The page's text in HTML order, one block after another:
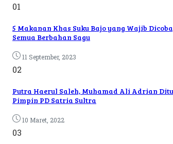
01
5 Makanan Khas Suku Bajo yang Wajib
Semua Berbahan Sagu
11 September, 2023
02
Putra Haerul Saleh, Muhamad Ali Adrian
Pimpin PD Satria Sultra
10 Maret, 2022
03